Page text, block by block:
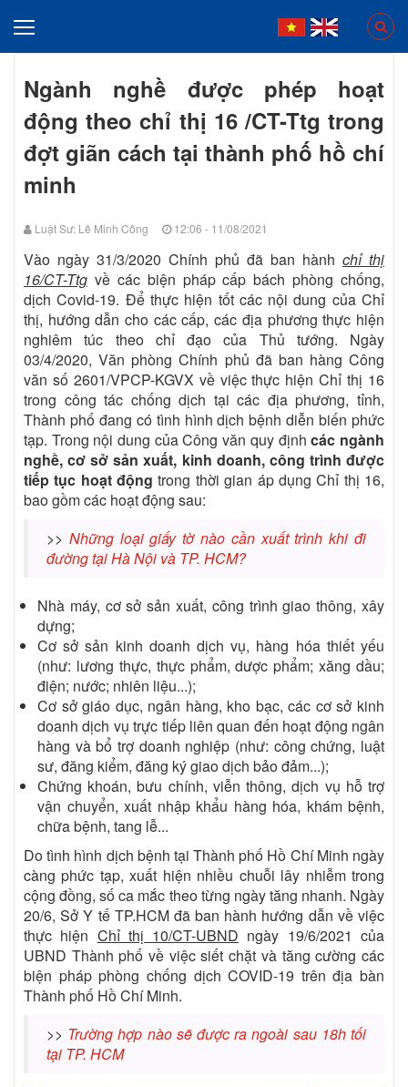
Ngành nghề được phép hoạt
động theo chỉ thị 16 /CT-Ttg trong
đợt giãn cách tại thành phố hồ chí
minh
Luật Sư: Lê Minh Công 12:06 - 11/08/2021
Vào ngày 31/3/2020 Chính phủ đã ban hành chỉ thị
16/CT-Ttg về các biện pháp cấp bách phòng chống,
dịch Covid-19. Để thực hiện tốt các nội dung của Chỉ
thị, hướng dẫn cho các cấp, các địa phương thực hiện
nghiêm túc theo chỉ đạo của Thủ tướng. Ngày
03/4/2020, Văn phòng Chính phủ đã ban hàng Công
văn số 2601/VPCP-KGVX về việc thực hiện Chỉ thị 16
trong công tác chống dịch tại các địa phương, tỉnh,
Thành phố đang có tình hình dịch bệnh diễn biến phức
tạp. Trong nội dung của Công văn quy địnhcác ngành
nghề, cơ sở sản xuất, kinh doanh, công trình được
tiếp tục hoạt động trong thời gian áp dụng Chỉ thị 16,
bao gồm các hoạt động sau:
>> Những loại giấy tờ nào cần xuất trình khi đi
đường tại Hà Nội và TP. HCM?
Nhà máy, cơ sở sản xuất, công trình giao thông, xây
dựng;
Cơ sở sản kinh doanh dịch vụ, hàng hóa thiết yếu
(như: lương thực, thực phẩm, dược phẩm; xăng dầu;
điện; nước; nhiên liệu...);
Cơ sở giáo dục, ngân hàng, kho bạc, các cơ sở kinh
doanh dịch vụ trực tiếp liên quan đến hoạt động ngân
hàng và bổ trợ doanh nghiệp (như: công chứng, luật
sư, đăng kiểm, đăng ký giao dịch bảo đảm...);
Chứng khoán, bưu chính, viễn thông, dịch vụ hỗ trợ
vận chuyển, xuất nhập khẩu hàng hóa, khám bệnh,
chữa bệnh, tang lễ...
Do tình hình dịch bệnh tại Thành phố Hồ Chí Minh ngày
càng phức tạp, xuất hiện nhiều chuỗi lây nhiễm trong
cộng đồng, số ca mắc theo từng ngày tăng nhanh. Ngày
20/6, Sở Y tế TP.HCM đã ban hành hướng dẫn về việc
thực hiện Chỉ thị 10/CT-UBND ngày 19/6/2021 của
UBND Thành phố về việc siết chặt và tăng cường các
biện pháp phòng chống dịch COVID-19 trên địa bàn
Thành phố Hồ Chí Minh.
>> Trường hợp nào sẽ được ra ngoài sau 18h tối
tại TP. HCM